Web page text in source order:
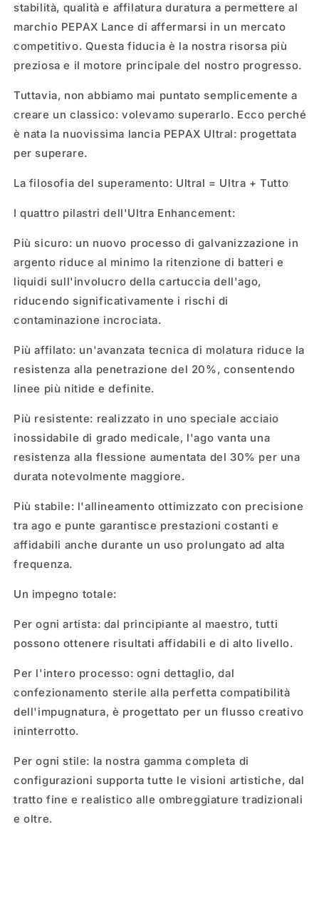
stabilità, qualità e affilatura duratura a permettere al
marchio PEPAX Lance di affermarsi in un mercato
competitivo. Questa fiducia è la nostra risorsa più
preziosa e il motore principale del nostro progresso.
Tuttavia, non abbiamo mai puntato semplicemente a
creare un classico: volevamo superarlo. Ecco perché
è nata la nuovissima lancia PEPAX Ultral: progettata
per superare.
La filosofia del superamento: Ultral = Ultra + Tutto
I quattro pilastri dell'Ultra Enhancement:
Più sicuro: un nuovo processo di galvanizzazione in
argento riduce al minimo la ritenzione di batteri e
liquidi sull'involucro della cartuccia dell'ago,
riducendo significativamente i rischi di
contaminazione incrociata.
Più affilato: un'avanzata tecnica di molatura riduce la
resistenza alla penetrazione del 20%, consentendo
linee più nitide e definite.
Più resistente: realizzato in uno speciale acciaio
inossidabile di grado medicale, l'ago vanta una
resistenza alla flessione aumentata del 30% per una
durata notevolmente maggiore.
Più stabile: l'allineamento ottimizzato con precisione
tra ago e punte garantisce prestazioni costanti e
affidabili anche durante un uso prolungato ad alta
frequenza.
Un impegno totale:
Per ogni artista: dal principiante al maestro, tutti
possono ottenere risultati affidabili e di alto livello.
Per l'intero processo: ogni dettaglio, dal
confezionamento sterile alla perfetta compatibilità
dell'impugnatura, è progettato per un flusso creativo
ininterrotto.
Per ogni stile: la nostra gamma completa di
configurazioni supporta tutte le visioni artistiche, dal
tratto fine e realistico alle ombreggiature tradizionali
e oltre.